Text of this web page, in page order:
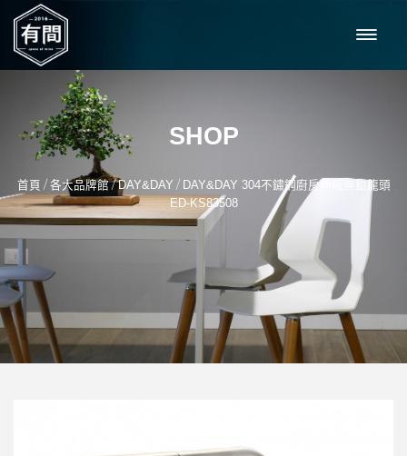
SHOP
首頁 / 各大品牌館/DAY&DAY / DAY&DAY 304不鏽鋼廚房伸縮無鉛龍頭
ED-KS83508